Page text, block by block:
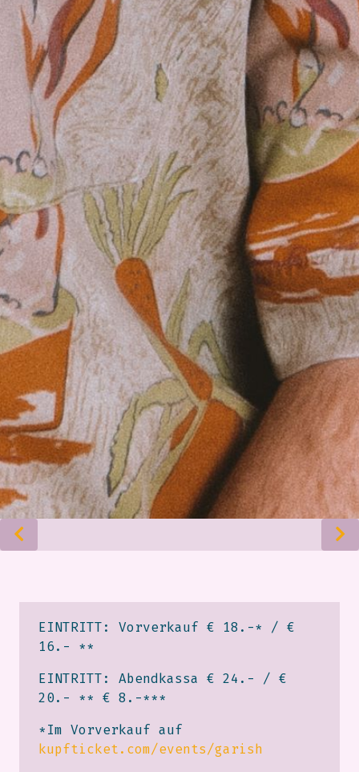
EINTRITT: Vorverkauf € 18.-* / €
16.- **
EINTRITT: Abendkassa € 24.- / €
20.- ** € 8.-***
*Im Vorverkauf auf
kupfticket.com/events/garish